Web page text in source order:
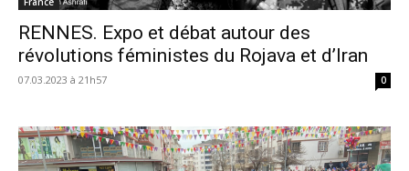
RENNES. Expo et débat autour des
révolutions féministes du Rojava et d’Iran
07.03.2023 à 21h57 0